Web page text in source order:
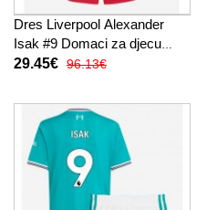
Dres Liverpool Alexander
Isak #9 Domaci za djecu
2025-26 Kratak Rukav (+
29.45€ 96.13€